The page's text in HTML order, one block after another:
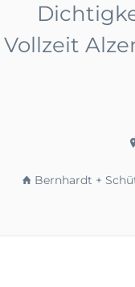
Vollzeit
Bernhardt +